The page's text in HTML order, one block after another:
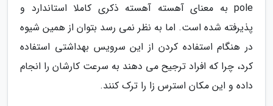
pole به معنای آهسته آهسته ذکری کاملا استاندارد و
پذیرفته شده است. اما به نظر نمی رسد بتوان از همین شیوه
در هنگام استفاده کردن از این سرویس بهداشتی استفاده
کرد، چرا که افراد ترجیح می دهند به سرعت کارشان را انجام
داده و این مکان استرس زا را ترک کنند.